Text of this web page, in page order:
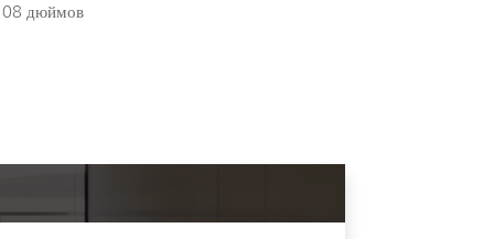
дюймов